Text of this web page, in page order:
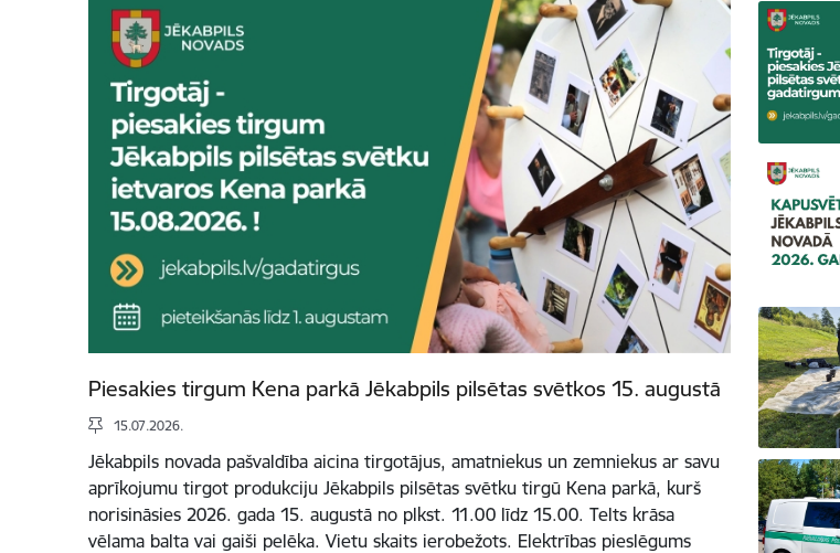
Piesakies tirgum Kena parkā Jēkabpils pilsētas svētkos 15. augustā
15.07.2026.
Jēkabpils novada pašvaldība aicina tirgotājus, amatniekus un zemniekus ar savu
aprīkojumu tirgot produkciju Jēkabpils pilsētas svētku tirgū Kena parkā, kurš
norisināsies 2026. gada 15. augustā no plkst. 11.00 līdz 15.00. Telts krāsa
vēlama balta vai gaiši pelēka. Vietu skaits ierobežots. Elektrības pieslēgums